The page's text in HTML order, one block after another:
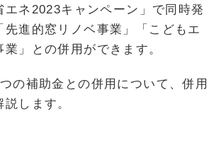
エネ2023キャンペーン」で同時発
先進的窓リノベ事業」「こどもエ
」との併用ができます。
の補助金との併用について、併用
します。